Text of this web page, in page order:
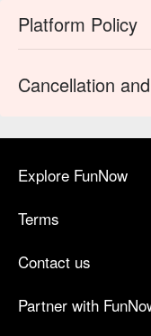
Platform Policy
Cancellation
Explore FunNow
Terms
Contact us
Partner with